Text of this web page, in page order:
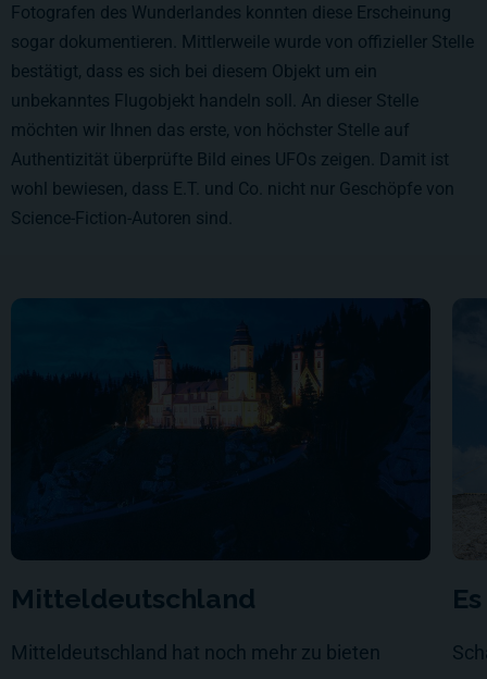
Fotografen des Wunderlandes konnten diese Erscheinung
sogar dokumentieren. Mittlerweile wurde von offizieller Stelle
bestätigt, dass es sich bei diesem Objekt um ein
unbekanntes Flugobjekt handeln soll. An dieser Stelle
möchten wir Ihnen das erste, von höchster Stelle auf
Authentizität überprüfte Bild eines UFOs zeigen. Damit ist
wohl bewiesen, dass E.T. und Co. nicht nur Geschöpfe von
Science-Fiction-Autoren sind.
Mitteldeutschland
Mitteldeutschland hat noch mehr zu bieten